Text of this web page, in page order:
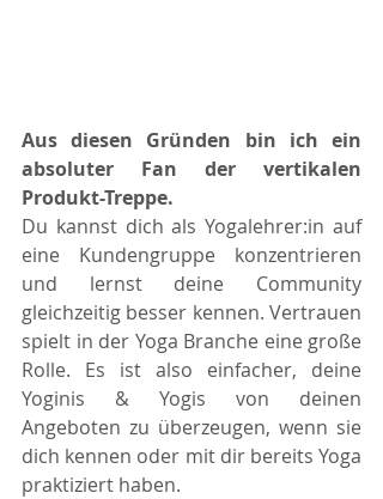
Aus diesen Gründen bin ich ein
absoluter Fan der vertikalen
Produkt-Treppe.
Du kannst dich als Yogalehrer:in auf
eine Kundengruppe konzentrieren
und lernst deine Community
gleichzeitig besser kennen. Vertrauen
spielt in der Yoga Branche eine große
Rolle. Es ist also einfacher, deine
Yoginis & Yogis von deinen
Angeboten zu überzeugen, wenn sie
dich kennen oder mit dir bereits Yoga
praktiziert haben.